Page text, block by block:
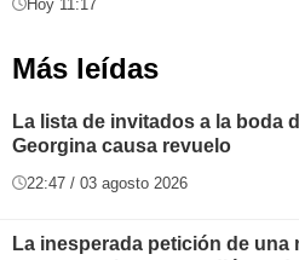
Hoy 11:17
Más leídas
La lista de invitados a la boda
Georgina causa revuelo
22:47 / 03 agosto 2026
La inesperada petición de una